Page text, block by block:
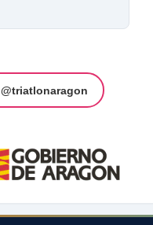
@triatlonaragon